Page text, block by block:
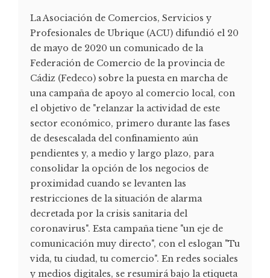
La Asociación de Comercios, Servicios y
Profesionales de Ubrique (ACU) difundió el 20
de mayo de 2020 un comunicado de la
Federación de Comercio de la provincia de
Cádiz (Fedeco) sobre la puesta en marcha de
una campaña de apoyo al comercio local, con
el objetivo de "relanzar la actividad de este
sector económico, primero durante las fases
de desescalada del confinamiento aún
pendientes y, a medio y largo plazo, para
consolidar la opción de los negocios de
proximidad cuando se levanten las
restricciones de la situación de alarma
decretada por la crisis sanitaria del
coronavirus". Esta campaña tiene "un eje de
comunicación muy directo", con el eslogan "Tu
vida, tu ciudad, tu comercio". En redes sociales
y medios digitales, se resumirá bajo la etiqueta